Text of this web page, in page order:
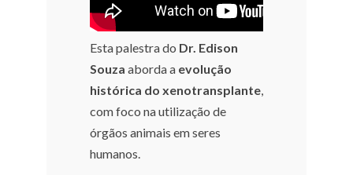
Esta palestra do Dr. Edison
Souza aborda a evolução
histórica do xenotransplante
com foco na utilização de
órgãos animais em seres
humanos.